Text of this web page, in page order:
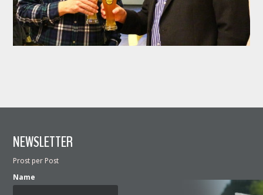
NEWSLETTER
Prost per Post
Name